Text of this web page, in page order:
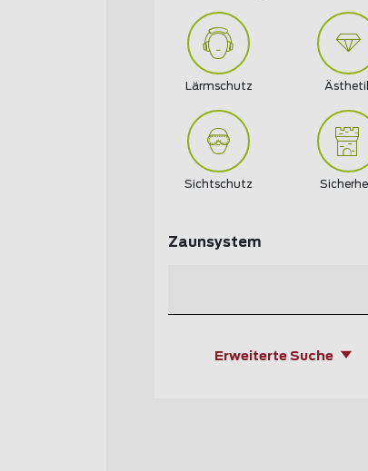
Lärmschutz
Sichtschutz
Zaunsystem
Erweiterte Suche